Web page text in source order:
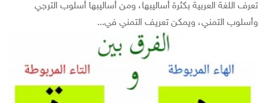
تعرف اللغة العربية بكثرة أساليبها، ومن أساليبها أسلوب الترجي
وأسلوب التمني، ويمكن تعريف التمني في...